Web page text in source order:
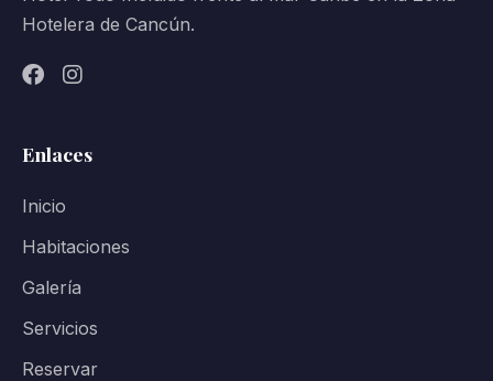
Hotelera de Cancún.
Enlaces
Inicio
Habitaciones
Galería
Servicios
Reservar